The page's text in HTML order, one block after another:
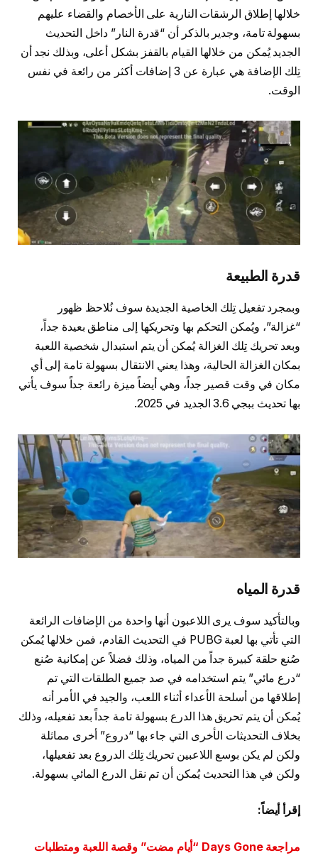
خلالها إطلاق الرشقات النارية على الأخصام والقضاء عليهم
بسهولة تامة، وجدير بالذكر أن “قدرة النار” داخل التحديث
الجديد يُمكن من خلالها القيام بالقفز بشكل أعلى، وبذلك نجد أن
تِلك الإضافة هي عبارة عن 3 إضافات أكثر من رائعة في نفس
الوقت.
قدرة الطبيعة
وبمجرد تفعيل تِلك الخاصية الجديدة سوف نُلاحظ ظهور
“غزالة”، ويُمكن التحكم بها وتحريكها إلى مناطق بعيدة جداً،
وبعد تحريك تِلك الغزالة يُمكن أن يتم استبدال شخصية اللعبة
بمكان الغزالة الحالية، وهذا يعني الانتقال بسهولة تامة إلى أي
مكان في وقت قصير جداً، وهي أيضاً ميزة رائعة جداً سوف يأتي
بها تحديث ببجي 3.6 الجديد في 2025.
قدرة المياه
وبالتأكيد سوف يرى اللاعبون أنها واحدة من الإضافات الرائعة
التي تأتي بها لعبة PUBG في التحديث القادم، فمن خلالها يُمكن
صُنع حلقة كبيرة جداً من المياه، وذلك فضلاً عن إمكانية صُنع
“درع مائي” يتم استخدامه في صد جميع الطلقات التي تم
إطلاقها من أسلحة الأعداء أثناء اللعب، والجيد في الأمر أنه
يُمكن أن يتم تحريق هذا الدرع بسهولة تامة جداً بعد تفعيله، وذلك
بخلاف التحديثات الأخرى التي جاء بها “دروع” أخرى مماثلة
ولكن لم يكن بوسع اللاعبين تحريك تِلك الدروع بعد تفعيلها،
ولكن في هذا التحديث يُمكن أن تم نقل الدرع المائي بسهولة.
إقرأ أيضاً:
مراجعة Days Gone “أيام مضت” وقصة اللعبة ومتطلبات